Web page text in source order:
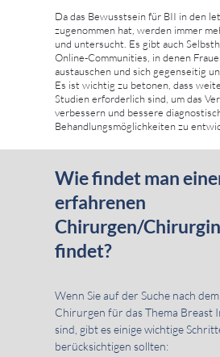
Da das Bewusstsein für BII in den
zugenommen hat, werden immer
und untersucht. Es gibt auch
Online-Communities, in denen
austauschen und sich gegenseitig
Es ist wichtig zu betonen, dass
Studien erforderlich sind, um das
verbessern und bessere
Behandlungsmöglichkeiten zu
Wie findet man
erfahrenen
Chirurgen/
findet?
Wenn Sie auf der Suche nach
Chirurgen für das Thema Breast
sind, gibt es einige wichtige
berücksichtigen sollten: